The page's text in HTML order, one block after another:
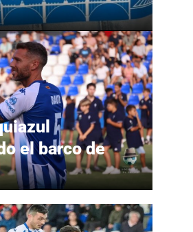
el barco de